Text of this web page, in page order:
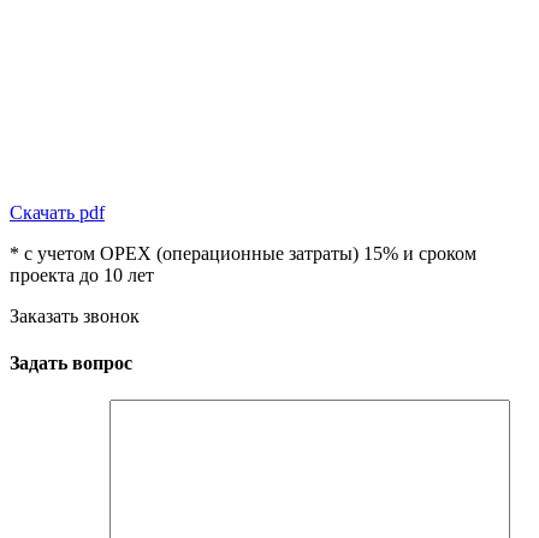
Скачать pdf
* с учетом OPEX (операционные затраты) 15% и сроком
проекта до 10 лет
Заказать звонок
Задать вопрос